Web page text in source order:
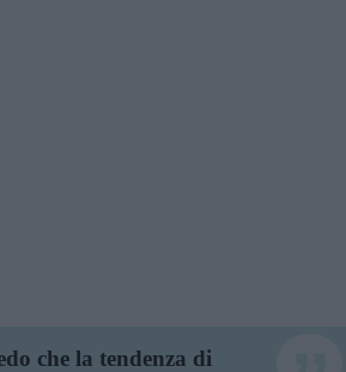
che la tendenza di